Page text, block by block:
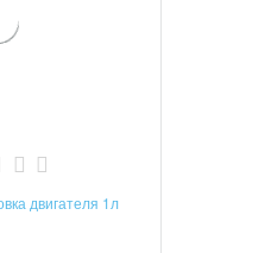
двигателя 1л